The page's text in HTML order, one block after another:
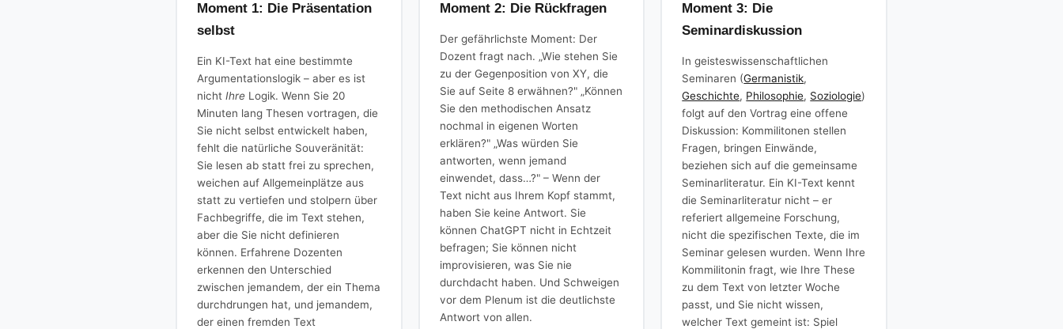
Moment 1: Die Präsentation
selbst
Ein KI-Text hat eine bestimmte
Argumentationslogik – aber es ist
nicht Ihre Logik. Wenn Sie 20
Minuten lang Thesen vortragen, die
Sie nicht selbst entwickelt haben,
fehlt die natürliche Souveränität:
Sie lesen ab statt frei zu sprechen,
weichen auf Allgemeinplätze aus
statt zu vertiefen und stolpern über
Fachbegriffe, die im Text stehen,
aber die Sie nicht definieren
können. Erfahrene Dozenten
erkennen den Unterschied
zwischen jemandem, der ein Thema
durchdrungen hat, und jemandem,
der einen fremden Text
Moment 2: Die Rückfragen
Der gefährlichste Moment: Der
Dozent fragt nach. „Wie stehen Sie
zu der Gegenposition von XY, die
Sie auf Seite 8 erwähnen?" „Können
Sie den methodischen Ansatz
nochmal in eigenen Worten
erklären?" „Was würden Sie
antworten, wenn jemand
einwendet, dass…?" – Wenn der
Text nicht aus Ihrem Kopf stammt,
haben Sie keine Antwort. Sie
können ChatGPT nicht in Echtzeit
befragen; Sie können nicht
improvisieren, was Sie nie
durchdacht haben. Und Schweigen
vor dem Plenum ist die deutlichste
Antwort von allen.
Moment 3: Die
Seminardiskussion
In geisteswissenschaftlichen
Seminaren (Germanistik,
Geschichte, Philosophie, Soziologie)
folgt auf den Vortrag eine offene
Diskussion: Kommilitonen stellen
Fragen, bringen Einwände,
beziehen sich auf die gemeinsame
Seminarliteratur. Ein KI-Text kennt
die Seminarliteratur nicht – er
referiert allgemeine Forschung,
nicht die spezifischen Texte, die im
Seminar gelesen wurden. Wenn Ihre
Kommilitonin fragt, wie Ihre These
zu dem Text von letzter Woche
passt, und Sie nicht wissen,
welcher Text gemeint ist: Spiel